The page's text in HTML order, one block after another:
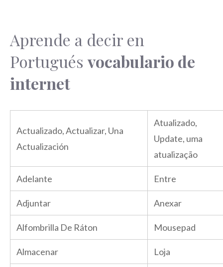
Aprende a decir en
Portuguésvocabulario de
internet
Actualizado, Actualizar, Una
Actualización
Atualizado,
Update, uma
atualização
Adelante Entre
Adjuntar Anexar
Alfombrilla De Ráton Mousepad
Almacenar Loja